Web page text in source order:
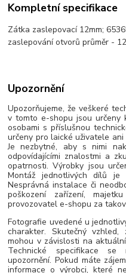
Kompletní specifikace
Zátka zaslepovací 12mm;
zaslepování otvorů průměr -
Upozornění
Upozorňujeme, že veškeré
v tomto e-shopu jsou určeny
osobami s příslušnou
určeny pro laické uživatele
Je nezbytné, aby s nimi
odpovídajícími znalostmi a
opatrnosti. Výrobky jsou
Montáž jednotlivých dílů je
Nesprávná instalace či
poškození zařízení,
provozovatel e-shopu za
Fotografie uvedené u
charakter. Skutečný
mohou v závislosti na
Technické specifikace se
upozornění. Pokud máte
informace o výrobci, které